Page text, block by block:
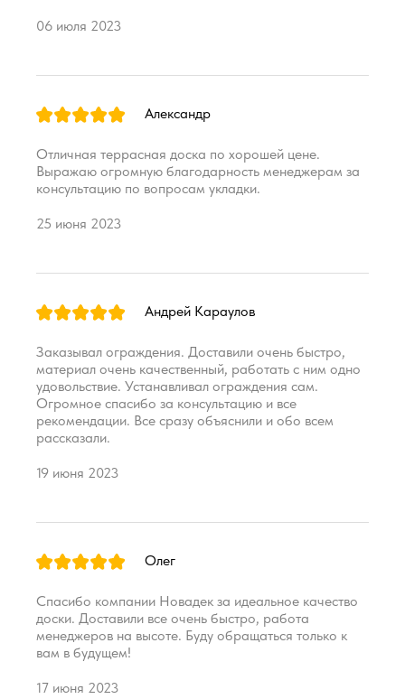
06 июля 2023
Александр
Отличная террасная доска по хорошей цене.
Выражаю огромную благодарность менеджерам за
консультацию по вопросам укладки.
25 июня 2023
Андрей Караулов
Заказывал ограждения. Доставили очень быстро,
материал очень качественный, работать с ним одно
удовольствие. Устанавливал ограждения сам.
Огромное спасибо за консультацию и все
рекомендации. Все сразу объяснили и обо всем
рассказали.
19 июня 2023
Олег
Спасибо компании Новадек за идеальное качество
доски. Доставили все очень быстро, работа
менеджеров на высоте. Буду обращаться только к
вам в будущем!
17 июня 2023